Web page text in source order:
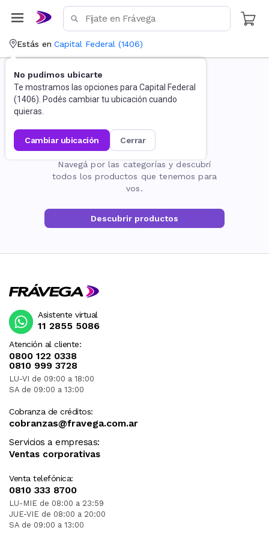
Estás en Capital Federal (1406)
No pudimos ubicarte
Te mostramos las opciones para Capital Federal
(1406). Podés cambiar tu ubicación cuando
quieras.
cambiar ubicación cerrar
La página no existe
Navegá por las categorías y descubrí
todos los productos que tenemos para
vos.
Descubrir productos
Atención al cliente:
0800 122 0338
0810 999 3728
LU-VI de 09:00 a 18:00
SA de 09:00 a 13:00
Cobranza de créditos:
cobranzas@fravega.com.ar
Servicios a empresas:
Ventas corporativas
Venta telefónica:
0810 333 8700
LU-MIE de 08:00 a 23:59
JUE-VIE de 08:00 a 20:00
SA de 09:00 a 13:00
Asistente virtual
11 2855 5086